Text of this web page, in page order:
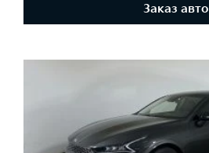
Заказ авто